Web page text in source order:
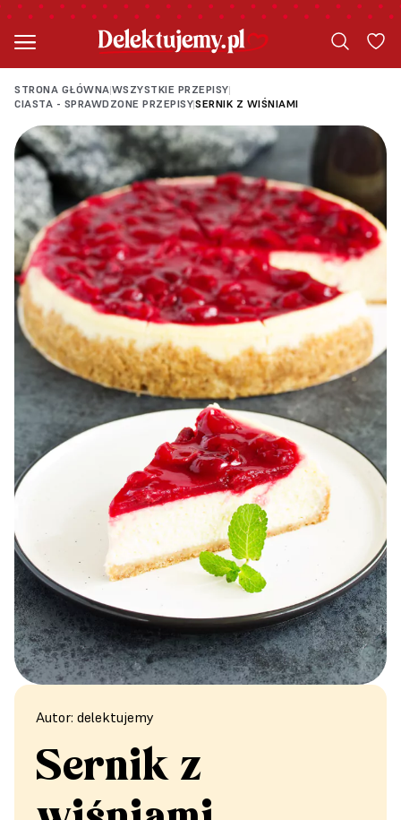
STRONA GŁÓWNA|WSZYSTKIE PRZEPISY|
CIASTA - SPRAWDZONE PRZEPISY|SERNIK Z WIŚNIAMI
Autor: delektujemy
Sernik z